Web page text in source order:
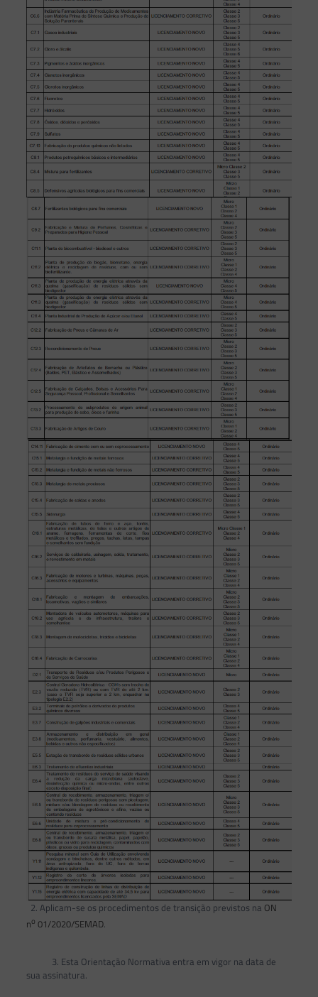
2. Aplicam-se os procedimentos de transição previstos na ON
no 01/2020/SEMAD.
3. Esta Orientação Normativa entra em vigor na data de
sua assinatura.